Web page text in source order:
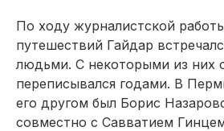
По ходу журналистской
путешествий Гайдар
людьми. C некоторыми из них
переписывался годами. В
его другом был Борис
совместно с Савватием